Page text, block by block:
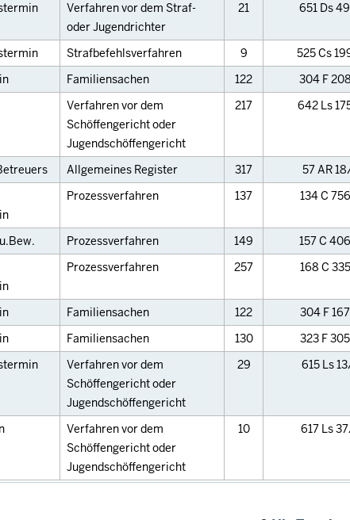
Verfahren vor dem Straf-
oder Jugendrichter
21 651 Ds
Strafbefehlsverfahren 9
525 Cs
Familiensachen 122 304 F
Verfahren vor dem
Schöffengericht oder
Jugendschöffengericht
217 642 Ls
Allgemeines Register 317 57 AR
Prozessverfahren 137 134 C
Prozessverfahren 149
157 C
Prozessverfahren 257 168 C
Familiensachen 122 304 F
Familiensachen 130 323 F
Verfahren vor dem
Schöffengericht oder
Jugendschöffengericht
29 615 Ls
Verfahren vor dem
Schöffengericht oder
Jugendschöffengericht
10 617 Ls